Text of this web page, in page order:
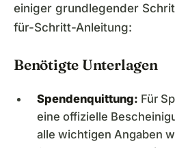
einiger grundlegender
für-Schritt-Anleitung:
Benötigte Unterlagen
Spendenquittung: Für
eine offizielle
alle wichtigen Angaben